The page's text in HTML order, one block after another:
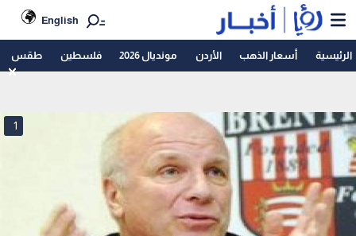
English
الرئيسية أسعار الذهب الأردن مونديال 2026 فلسطين طقس
1